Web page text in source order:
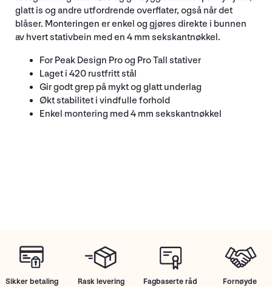
glatt is og andre utfordrende overflater, også når det
blåser. Monteringen er enkel og gjøres direkte i bunnen
av hvert stativbein med en 4 mm sekskantnøkkel.
For Peak Design Pro og Pro Tall stativer
Laget i 420 rustfritt stål
Gir godt grep på mykt og glatt underlag
Økt stabilitet i vindfulle forhold
Enkel montering med 4 mm sekskantnøkkel
Sikker betaling Rask levering Fagbaserte råd
Fornøyde